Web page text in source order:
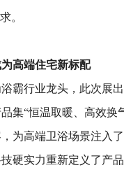
。
高端住宅新标配
霸行业龙头，此次展
集“恒温取暖、高效换
为高端卫浴场景注入
硬实力重新定义了产